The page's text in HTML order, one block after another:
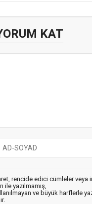
KAT
rencide edici cümleler veya
ile yazılmamış,
ve büyük harflerle